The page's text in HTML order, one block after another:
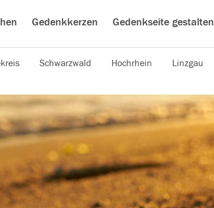
Gedenkkerzen Gedenkseite gestalten
Schwarzwald Hochrhein Linzgau